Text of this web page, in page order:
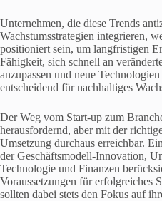
Unternehmen, die diese Trends
Wachstumsstrategien integrieren,
positioniert sein, um langfristigen
Fähigkeit, sich schnell an
anzupassen und neue
entscheidend für nachhaltiges
Der Weg vom Start-up zum
herausfordernd, aber mit der
Umsetzung durchaus erreichbar.
der Geschäftsmodell-Innovation,
Technologie und Finanzen
Voraussetzungen für erfolgreiches
sollten dabei stets den Fokus auf